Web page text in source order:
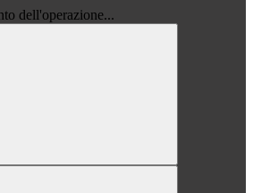
dell'operazione...